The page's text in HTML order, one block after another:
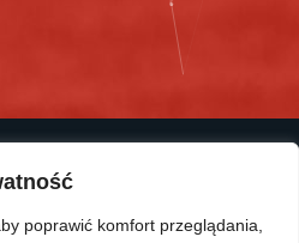
poprawić komfort przeglądania,